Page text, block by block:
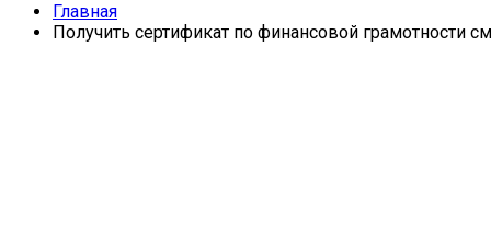
Главная
Получить сертификат по финансовой грамотности